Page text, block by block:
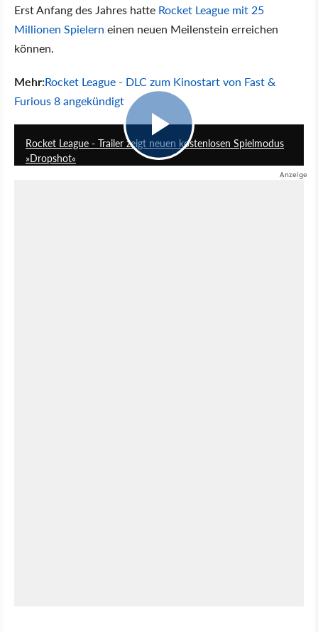
Erst Anfang des Jahres hatte Rocket League mit 25
Millionen Spielern einen neuen Meilenstein erreichen
können.
Mehr:Rocket League - DLC zum Kinostart von Fast &
Furious 8 angekündigt
Rocket League - Trailer zeigt neuen kostenlosen Spielmodus
»Dropshot«